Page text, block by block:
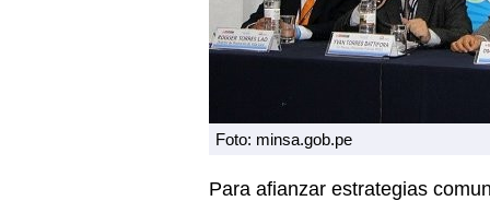
Foto: minsa.gob.pe
Para afianzar estrategias